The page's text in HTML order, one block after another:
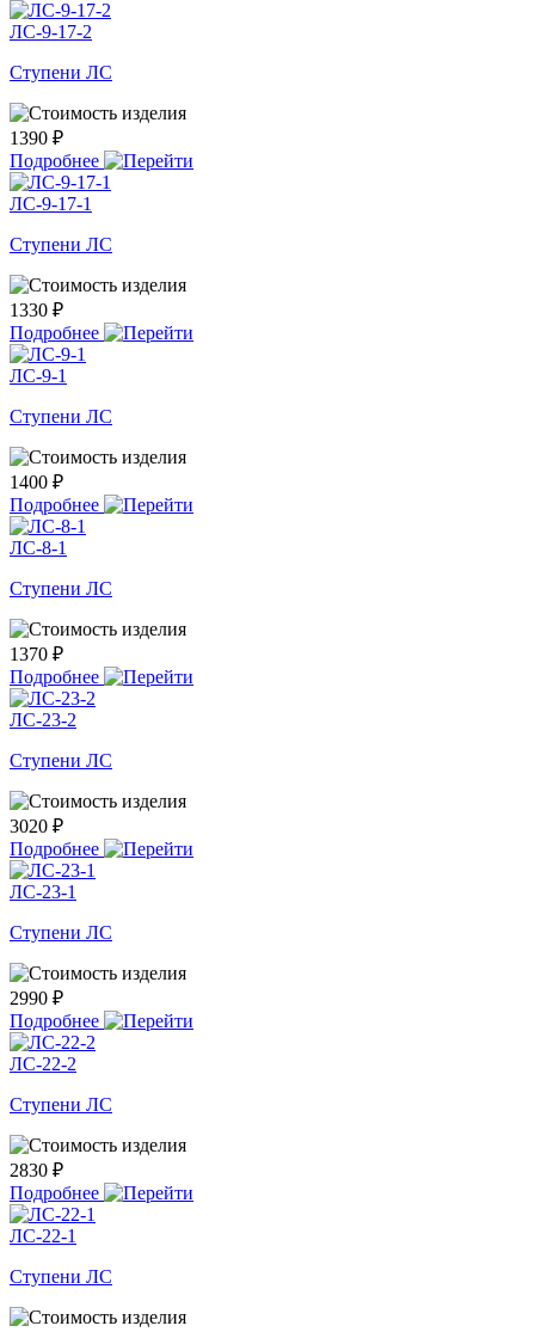
ЛС-9-17-2
Ступени ЛС
1390 ₽
Подробнее
ЛС-9-17-1
Ступени ЛС
1330 ₽
Подробнее
ЛС-9-1
Ступени ЛС
1400 ₽
Подробнее
ЛС-8-1
Ступени ЛС
1370 ₽
Подробнее
ЛС-23-2
Ступени ЛС
3020 ₽
Подробнее
ЛС-23-1
Ступени ЛС
2990 ₽
Подробнее
ЛС-22-2
Ступени ЛС
2830 ₽
Подробнее
ЛС-22-1
Ступени ЛС